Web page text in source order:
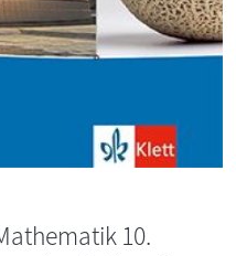
10.